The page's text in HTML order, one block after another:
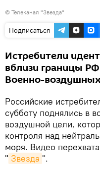
© Телеканал "Звезда"
Подписаться
Истребители
вблизи границы
Военно-
Российские
субботу поднялись в
воздушной цели,
контроля над
моря. Видео
" Звезда ".